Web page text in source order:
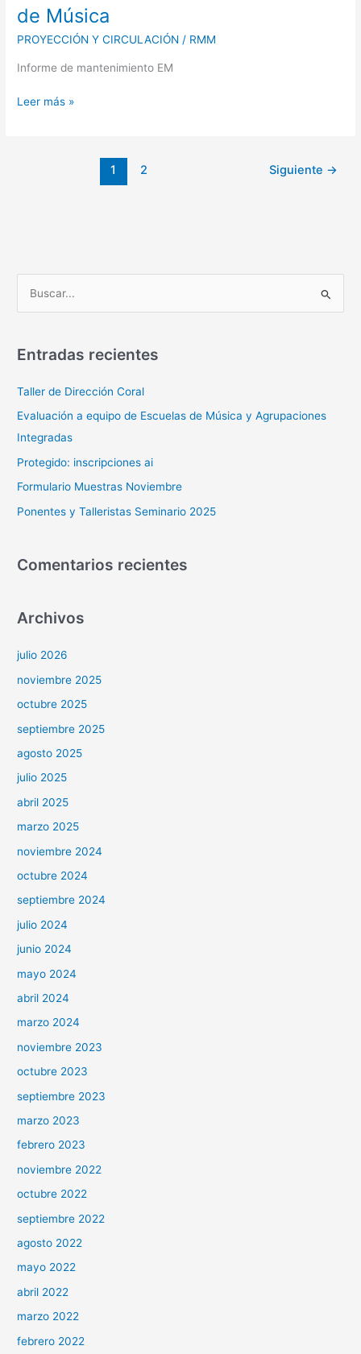
de Música
PROYECCIÓN Y CIRCULACIÓN / RMM
Informe de mantenimiento EM
de
Mantenimiento
Escuelas
Leer más »
1 2 Siguiente →
c
r
:
Entradas recientes
Taller de Dirección Coral
Evaluación a equipo de Escuelas de Música y Agrupaciones
Integradas
Protegido: inscripciones ai
Formulario Muestras Noviembre
Ponentes y Talleristas Seminario 2025
Comentarios recientes
Archivos
julio 2026
noviembre 2025
octubre 2025
septiembre 2025
agosto 2025
julio 2025
abril 2025
marzo 2025
noviembre 2024
octubre 2024
septiembre 2024
julio 2024
junio 2024
mayo 2024
abril 2024
marzo 2024
noviembre 2023
octubre 2023
septiembre 2023
marzo 2023
febrero 2023
noviembre 2022
octubre 2022
septiembre 2022
agosto 2022
mayo 2022
abril 2022
marzo 2022
febrero 2022